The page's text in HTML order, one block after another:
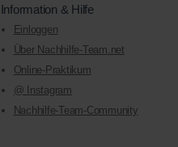
Information & Hilfe
Einloggen
Über Nachhilfe-Team.net
Online-Praktikum
@ Instagram
Nachhilfe-Team-Community